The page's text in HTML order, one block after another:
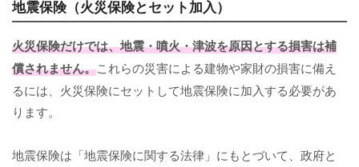
地震保険（火災保険とセット加入）
火災保険だけでは、地震・噴火・津波を原因とする損害は補
償されません。これらの災害による建物や家財の損害に備え
るには、火災保険にセットして地震保険に加入する必要があ
ります。
地震保険は「地震保険に関する法律」にもとづいて、政府と